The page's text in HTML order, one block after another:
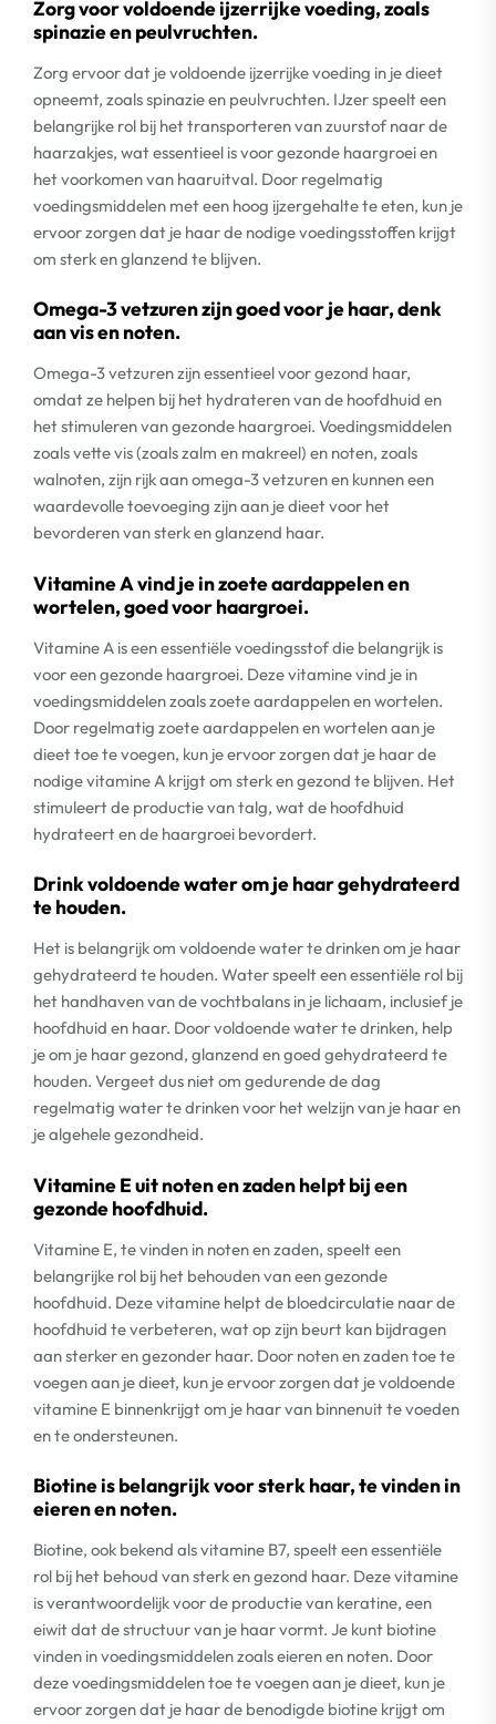
Zorg voor voldoende ijzerrijke voeding, zoals
spinazie en peulvruchten.
Zorg ervoor dat je voldoende ijzerrijke voeding in je dieet
opneemt, zoals spinazie en peulvruchten. IJzer speelt een
belangrijke rol bij het transporteren van zuurstof naar de
haarzakjes, wat essentieel is voor gezonde haargroei en
het voorkomen van haaruitval. Door regelmatig
voedingsmiddelen met een hoog ijzergehalte te eten, kun je
ervoor zorgen dat je haar de nodige voedingsstoffen krijgt
om sterk en glanzend te blijven.
Omega-3 vetzuren zijn goed voor je haar, denk
aan vis en noten.
Omega-3 vetzuren zijn essentieel voor gezond haar,
omdat ze helpen bij het hydrateren van de hoofdhuid en
het stimuleren van gezonde haargroei. Voedingsmiddelen
zoals vette vis (zoals zalm en makreel) en noten, zoals
walnoten, zijn rijk aan omega-3 vetzuren en kunnen een
waardevolle toevoeging zijn aan je dieet voor het
bevorderen van sterk en glanzend haar.
Vitamine A vind je in zoete aardappelen en
wortelen, goed voor haargroei.
Vitamine A is een essentiële voedingsstof die belangrijk is
voor een gezonde haargroei. Deze vitamine vind je in
voedingsmiddelen zoals zoete aardappelen en wortelen.
Door regelmatig zoete aardappelen en wortelen aan je
dieet toe te voegen, kun je ervoor zorgen dat je haar de
nodige vitamine A krijgt om sterk en gezond te blijven. Het
stimuleert de productie van talg, wat de hoofdhuid
hydrateert en de haargroei bevordert.
Drink voldoende water om je haar gehydrateerd
te houden.
Het is belangrijk om voldoende water te drinken om je haar
gehydrateerd te houden. Water speelt een essentiële rol bij
het handhaven van de vochtbalans in je lichaam, inclusief je
hoofdhuid en haar. Door voldoende water te drinken, help
je om je haar gezond, glanzend en goed gehydrateerd te
houden. Vergeet dus niet om gedurende de dag
regelmatig water te drinken voor het welzijn van je haar en
je algehele gezondheid.
Vitamine E uit noten en zaden helpt bij een
gezonde hoofdhuid.
Vitamine E, te vinden in noten en zaden, speelt een
belangrijke rol bij het behouden van een gezonde
hoofdhuid. Deze vitamine helpt de bloedcirculatie naar de
hoofdhuid te verbeteren, wat op zijn beurt kan bijdragen
aan sterker en gezonder haar. Door noten en zaden toe te
voegen aan je dieet, kun je ervoor zorgen dat je voldoende
vitamine E binnenkrijgt om je haar van binnenuit te voeden
en te ondersteunen.
Biotine is belangrijk voor sterk haar, te vinden in
eieren en noten.
Biotine, ook bekend als vitamine B7, speelt een essentiële
rol bij het behoud van sterk en gezond haar. Deze vitamine
is verantwoordelijk voor de productie van keratine, een
eiwit dat de structuur van je haar vormt. Je kunt biotine
vinden in voedingsmiddelen zoals eieren en noten. Door
deze voedingsmiddelen toe te voegen aan je dieet, kun je
ervoor zorgen dat je haar de benodigde biotine krijgt om